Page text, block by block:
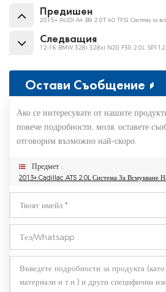
Предишен
2015+ AUDI A4 B9 2.0T 40 TFSI Система за
Следващия
12-16 BMW 328i 328xi N20 F30 2.0L
Остави Съобщение
Ако се интересувате от нашите
повече подробности, моля, оставете
отговорим възможно най-скоро.
Предмет :
2013+ Cadillac ATS 2.0L Система За Всмукване